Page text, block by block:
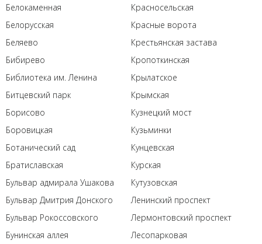
Белокаменная
Белорусская
Беляево
Бибирево
Библиотека им. Ленина
Битцевский парк
Борисово
Боровицкая
Ботанический сад
Братиславская
Бульвар адмирала Ушакова
Бульвар Дмитрия Донского
Бульвар Рокоссовского
Бунинская аллея
Красносельская
Красные ворота
Крестьянская застава
Кропоткинская
Крылатское
Крымская
Кузнецкий мост
Кузьминки
Кунцевская
Курская
Кутузовская
Ленинский проспект
Лермонтовский проспект
Лесопарковая